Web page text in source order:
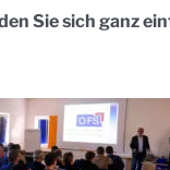
Sie sich ganz